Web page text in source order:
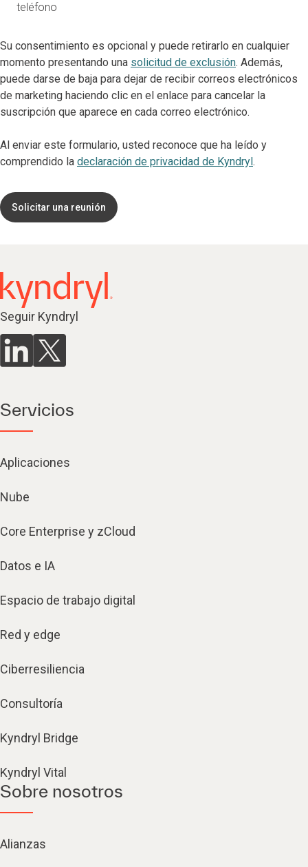
teléfono
Su consentimiento es opcional y puede retirarlo en cualquier
momento presentando una solicitud de exclusión. Además,
puede darse de baja para dejar de recibir correos electrónicos
de marketing haciendo clic en el enlace para cancelar la
suscripción que aparece en cada correo electrónico.
Al enviar este formulario, usted reconoce que ha leído y
comprendido la declaración de privacidad de Kyndryl.
Solicitar una reunión
Seguir Kyndryl
Servicios
Aplicaciones
Nube
Core Enterprise y zCloud
Datos e IA
Espacio de trabajo digital
Red y edge
Ciberresiliencia
Consultoría
Kyndryl Bridge
Kyndryl Vital
Sobre nosotros
Alianzas